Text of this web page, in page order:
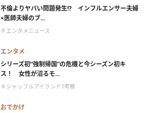
不倫よりヤバい問題発生!? インフルエンサー夫婦
×医師夫婦のブ...
＃エンタメニュース
エンタメ
シリーズ初“強制帰国”の危機と今シーズン初キ
ス！ 女性が沼るモ...
＃シャッフルアイランド7考察
おでかけ